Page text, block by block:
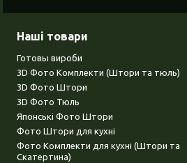
Наші товари
Готовы вироби
3D Фото Комплекти (Штори та тюль)
3D Фото Штори
3D Фото Тюль
Японські Фото Штори
Фото Штори для кухні
Фото Комплекти для кухні (Штори та
Скатертина)